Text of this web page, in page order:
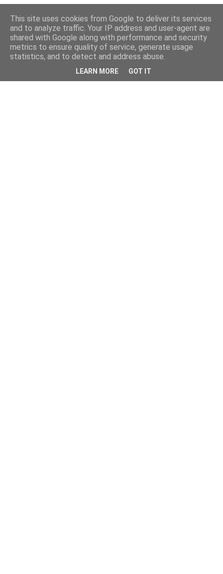
This site uses cookies from Google to deliver its services
and to analyze traffic. Your IP address and user-agent are
shared with Google along with performance and security
metrics to ensure quality of service, generate usage
statistics, and to detect and address abuse.
LEARN MORE GOT IT